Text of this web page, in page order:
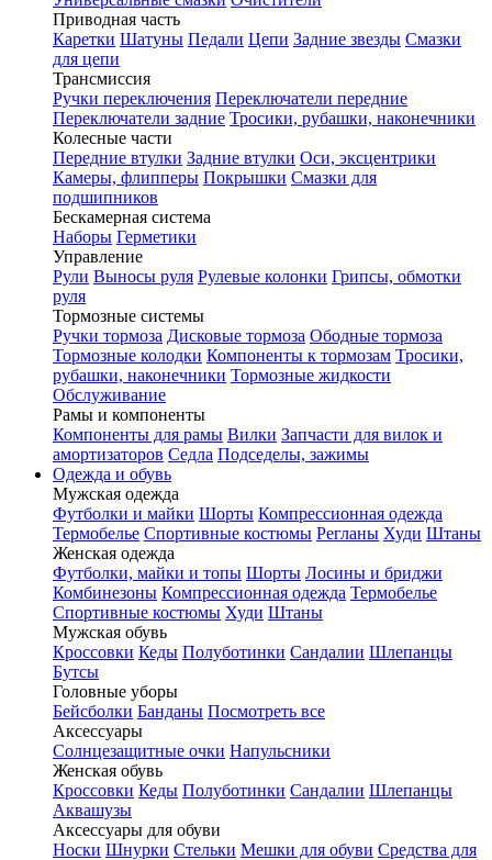
Приводная часть
Каретки Шатуны Педали Цепи Задние звезды Смазки
для цепи
Трансмиссия
Ручки переключения Переключатели передние
Переключатели задние Тросики, рубашки, наконечники
Колесные части
Передние втулки Задние втулки Оси, эксцентрики
Камеры, флипперы Покрышки Смазки для
подшипников
Бескамерная система
Наборы Герметики
Управление
Рули Выносы руля Рулевые колонки Грипсы, обмотки
руля
Тормозные системы
Ручки тормоза Дисковые тормоза Ободные тормоза
Тормозные колодки Компоненты к тормозам Тросики,
рубашки, наконечники Тормозные жидкости
Обслуживание
Рамы и компоненты
Компоненты для рамы Вилки Запчасти для вилок и
амортизаторов Седла Подседелы, зажимы
Одежда и обувь
Мужская одежда
Футболки и майки Шорты Компрессионная одежда
Термобелье Спортивные костюмы Регланы Худи Штаны
Женская одежда
Футболки, майки и топы Шорты Лосины и бриджи
Комбинезоны Компрессионная одежда Термобелье
Спортивные костюмы Худи Штаны
Мужская обувь
Кроссовки Кеды Полуботинки Сандалии Шлепанцы
Бутсы
Головные уборы
Бейсболки Банданы Посмотреть все
Аксессуары
Солнцезащитные очки Напульсники
Женская обувь
Кроссовки Кеды Полуботинки Сандалии Шлепанцы
Аквашузы
Аксессуары для обуви
Носки Шнурки Стельки Мешки для обуви Средства для